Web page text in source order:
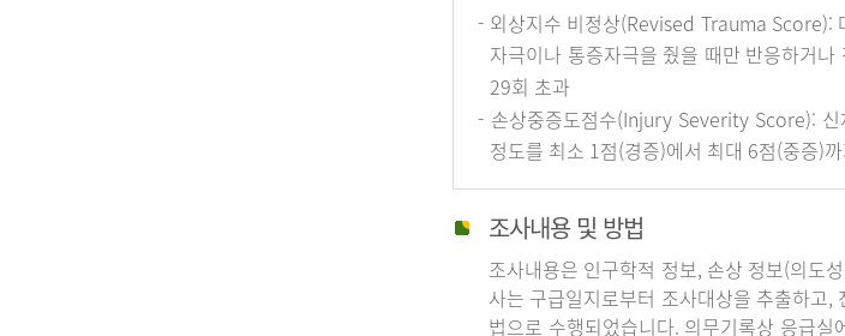
- 외상지수 비정상(Revised Trauma Score):
자극이나 통증자극을 줬을 때만 반응하거
29회 초과
- 손상중증도점수(Injury Severity Score):
정도를 최소 1점(경증)에서 최대 6점(중증)
조사내용 및 방법
조사내용은 인구학적 정보, 손상 정보(의도
사는 구급일지로부터 조사대상을 추출하고
법으로 수행되었습니다. 의무기록상 응급